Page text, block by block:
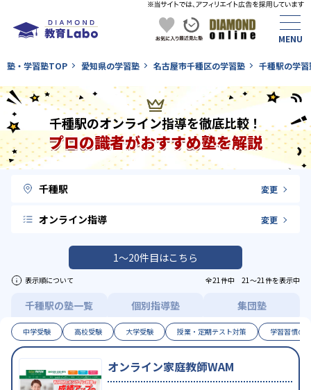
塾・学習塾TOP 愛知県の学習塾 名古屋市千種区の学習塾 千種駅の学習
千種駅のオンライン指導を徹底比較！
プロの識者がおすすめ塾を解説
千種駅 変更
オンライン指導 変更
1〜20件目はこちら
表示順について 全21件中 21〜21件を表示中
千種駅の塾一覧 個別指導塾 集団塾
中学受験 高校受験 大学受験 授業・定期テスト対策 学習習慣の
オンライン家庭教師WAM